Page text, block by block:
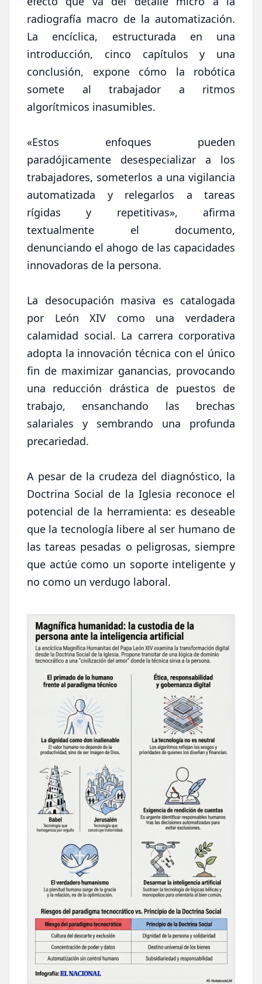
radiografía macro de la automatización.
La encíclica, estructurada en una
introducción, cinco capítulos y una
conclusión, expone cómo la robótica
somete al trabajador a ritmos
algorítmicos inasumibles.
«Estos enfoques pueden
paradójicamente desespecializar a los
trabajadores, someterlos a una vigilancia
automatizada y relegarlos a tareas
rígidas y repetitivas», afirma
textualmente el documento,
denunciando el ahogo de las capacidades
innovadoras de la persona.
La desocupación masiva es catalogada
por León XIV como una verdadera
calamidad social. La carrera corporativa
adopta la innovación técnica con el único
fin de maximizar ganancias, provocando
una reducción drástica de puestos de
trabajo, ensanchando las brechas
salariales y sembrando una profunda
precariedad.
A pesar de la crudeza del diagnóstico, la
Doctrina Social de la Iglesia reconoce el
potencial de la herramienta: es deseable
que la tecnología libere al ser humano de
las tareas pesadas o peligrosas, siempre
que actúe como un soporte inteligente y
no como un verdugo laboral.